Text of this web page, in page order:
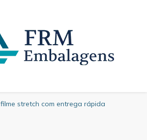
filme stretch com entrega rápida